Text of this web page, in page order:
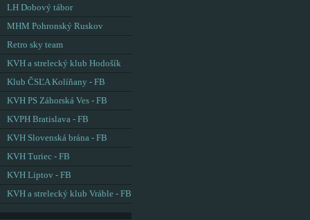
LH Dobový tábor
MHM Pohronský Ruskov
Retro sky team
KVH a strelecký klub Hodošík
Klub ČSĽA Kolíňany - FB
KVH PS Záhorská Ves - FB
KVPH Bratislava - FB
KVH Slovenská brána - FB
KVH Turiec - FB
KVH Liptov - FB
KVH a strelecký klub Vráble - FB